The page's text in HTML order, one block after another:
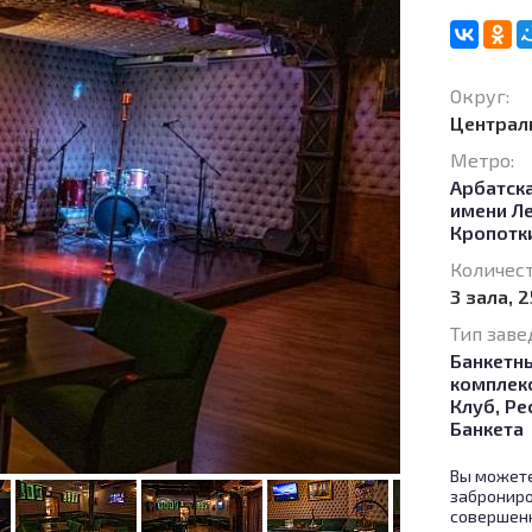
Округ:
Метро:
имени
3 зала,
Тип
Клуб,
Банкета
Вы